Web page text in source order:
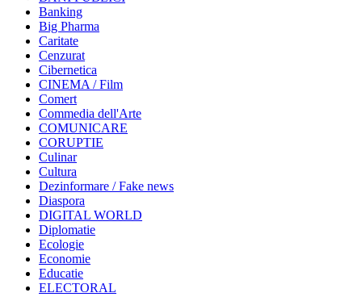
Banking
Big Pharma
Caritate
Cenzurat
Cibernetica
CINEMA / Film
Comert
Commedia dell'Arte
COMUNICARE
CORUPTIE
Culinar
Cultura
Dezinformare / Fake news
Diaspora
DIGITAL WORLD
Diplomatie
Ecologie
Economie
Educatie
ELECTORAL